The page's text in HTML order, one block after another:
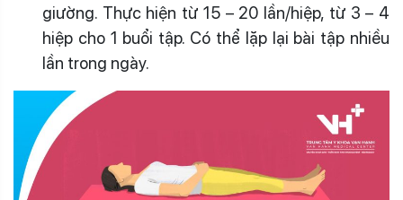
giường. Thực hiện từ 15 – 20 lần/hiệp, từ 3 – 4
hiệp cho 1 buổi tập. Có thể lặp lại bài tập nhiều
lần trong ngày.